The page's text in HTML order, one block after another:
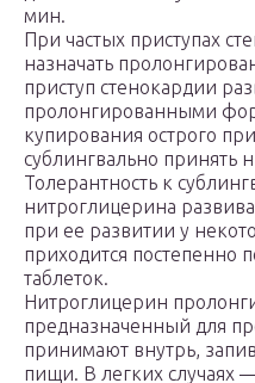
мин.
При частых приступах
назначать
приступ стенокардии
пролонгированными
купирования острого
сублингвально принять
Толерантность к
нитроглицерина
при ее развитии у
приходится постепенно
таблеток.
Нитроглицерин
предназначенный для
принимают внутрь,
пищи. В легких случаях